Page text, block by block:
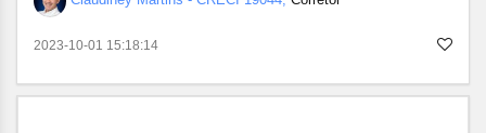
2023-10-01 15:18:14